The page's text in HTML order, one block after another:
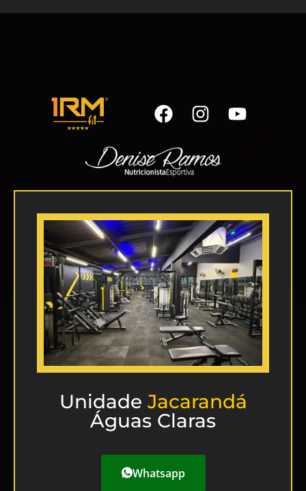
Unidade Jacarandá
Águas Claras
Whatsapp